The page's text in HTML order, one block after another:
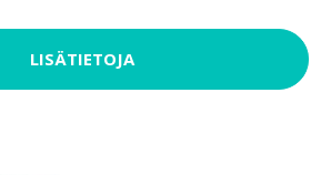
LISÄTIETOJA